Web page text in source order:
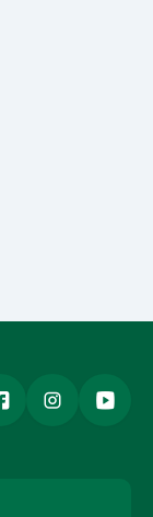
instagram